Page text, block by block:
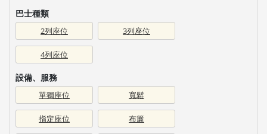
巴士種類
2列座位 3列座位
4列座位
設備、服務
單獨座位 寬鬆
指定座位 布簾